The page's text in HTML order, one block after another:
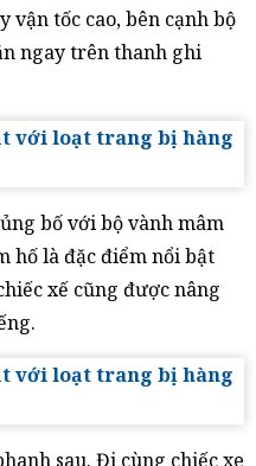
tốc cao, bên cạnh bộ
ngay trên thanh ghi
bố với bộ vành mâm
hố là đặc điểm nổi bật
xế cũng được nâng
sau. Đi cùng chiếc xe